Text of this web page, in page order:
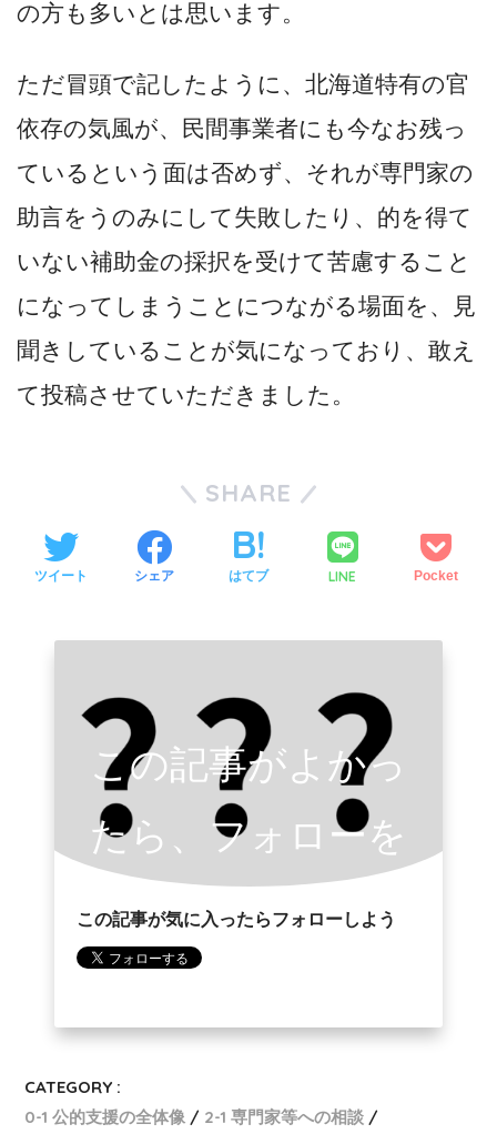
の方も多いとは思います。
ただ冒頭で記したように、北海道特有の官
依存の気風が、民間事業者にも今なお残っ
ているという面は否めず、それが専門家の
助言をうのみにして失敗したり、的を得て
いない補助金の採択を受けて苦慮すること
になってしまうことにつながる場面を、見
聞きしていることが気になっており、敢え
て投稿させていただきました。
SHARE
ツイート シェア はてブ LINE Pocket
この記事がよかっ
たら、フォローを
お願いします。
この記事が気に入ったらフォローしよう
CATEGORY :
0-1 公的支援の全体像
2-1 専門家等への相談